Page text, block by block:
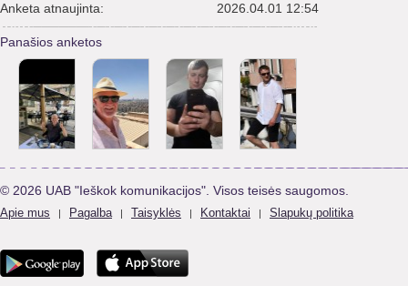
Anketa atnaujinta:
2026.04.01 12:54
Panašios anketos
© 2026 UAB "Ieškok komunikacijos". Visos teisės saugomos.
Apie mus | Pagalba | Taisyklės | Kontaktai | Slapukų politika